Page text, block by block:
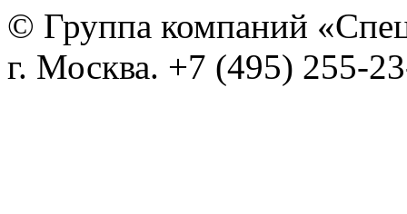
© Группа компаний
г. Москва. +7 (495) 255-